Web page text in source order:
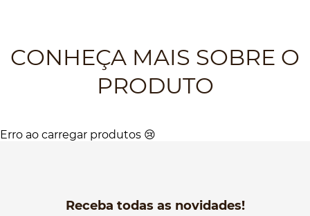
CONHEÇA MAIS SOBRE O
PRODUTO
Erro ao carregar produtos 😢
Receba todas as novidades!